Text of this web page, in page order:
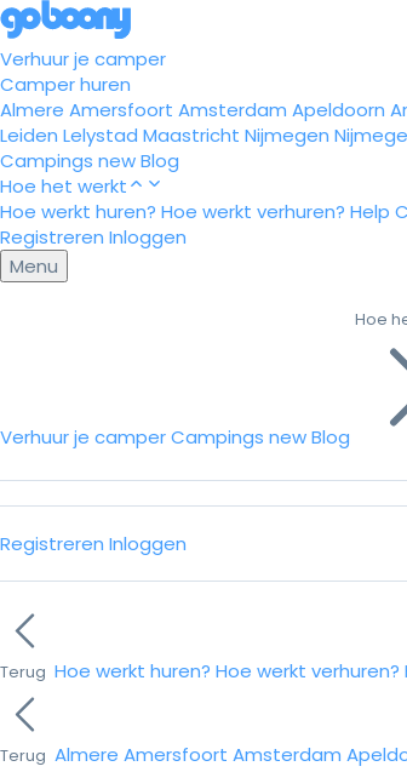
Verhuur je camper
Camper huren
Almere Amersfoort Amsterdam Apeldoorn
Leiden Lelystad Maastricht Nijmegen
Campings newBlog
Hoe het werkt
Hoe werkt huren? Hoe werkt verhuren? Help
Registreren Inloggen
Menu
Verhuur je camperCampings newBlog
Hoe
Registreren Inloggen
Terug Hoe werkt huren? Hoe werkt verhuren?
Terug Almere Amersfoort Amsterdam